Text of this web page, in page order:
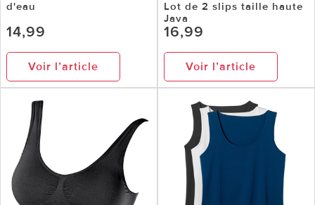
d'eau
14,99
Voir l’article
Lot de 2 slips taille haute
Java
16,99
Voir l’article